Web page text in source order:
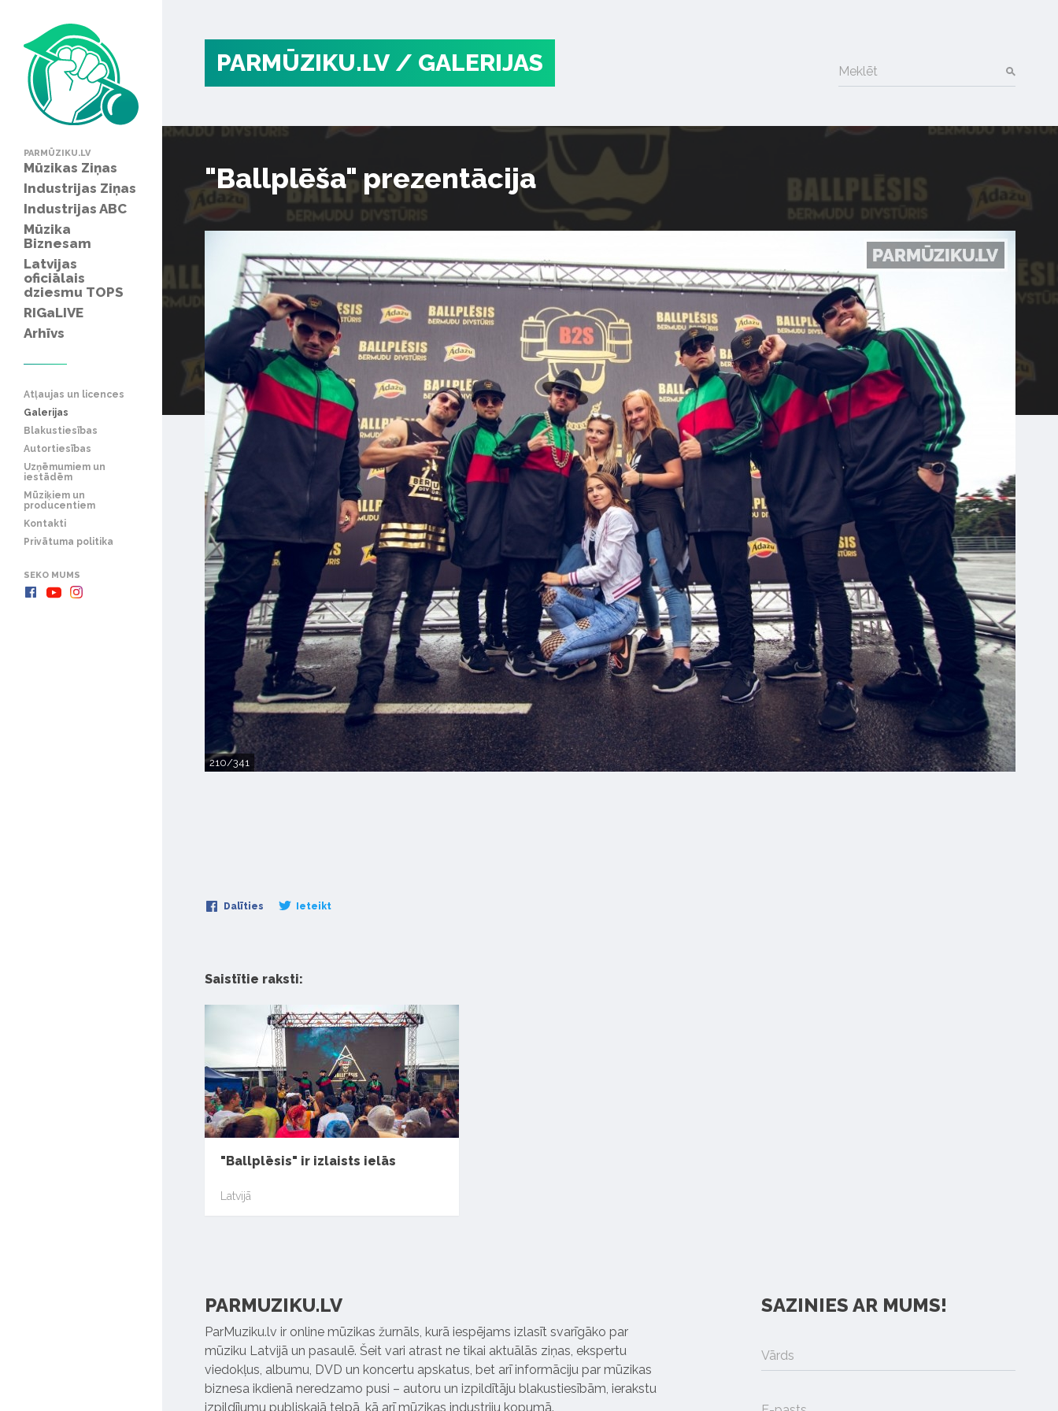
PARMŪZIKU.LV
Mūzikas Ziņas
Industrijas Ziņas
Industrijas ABC
Mūzika
Biznesam
Latvijas
oficiālais
dziesmu TOPS
RIGaLIVE
Arhīvs
Atļaujas un licences
Galerijas
Blakustiesības
Autortiesības
Uzņēmumiem un
iestādēm
Mūziķiem un
producentiem
Kontakti
Privātuma politika
SEKO MUMS
PARMŪZIKU.LV / GALERIJAS Meklēt
"Ballplēša" prezentācija
210/341
Dalīties Ieteikt
Saistītie raksti:
"Ballplēsis" ir izlaists ielās
Latvijā
PARMUZIKU.LV
ParMuziku.lv ir online mūzikas žurnāls, kurā iespējams izlasīt svarīgāko par
mūziku Latvijā un pasaulē. Šeit vari atrast ne tikai aktuālās ziņas, ekspertu
viedokļus, albumu, DVD un koncertu apskatus, bet arī informāciju par mūzikas
biznesa ikdienā neredzamo pusi – autoru un izpildītāju blakustiesībām, ierakstu
izpildījumu publiskajā telpā, kā arī mūzikas industriju kopumā.
SAZINIES AR MUMS!
Vārds